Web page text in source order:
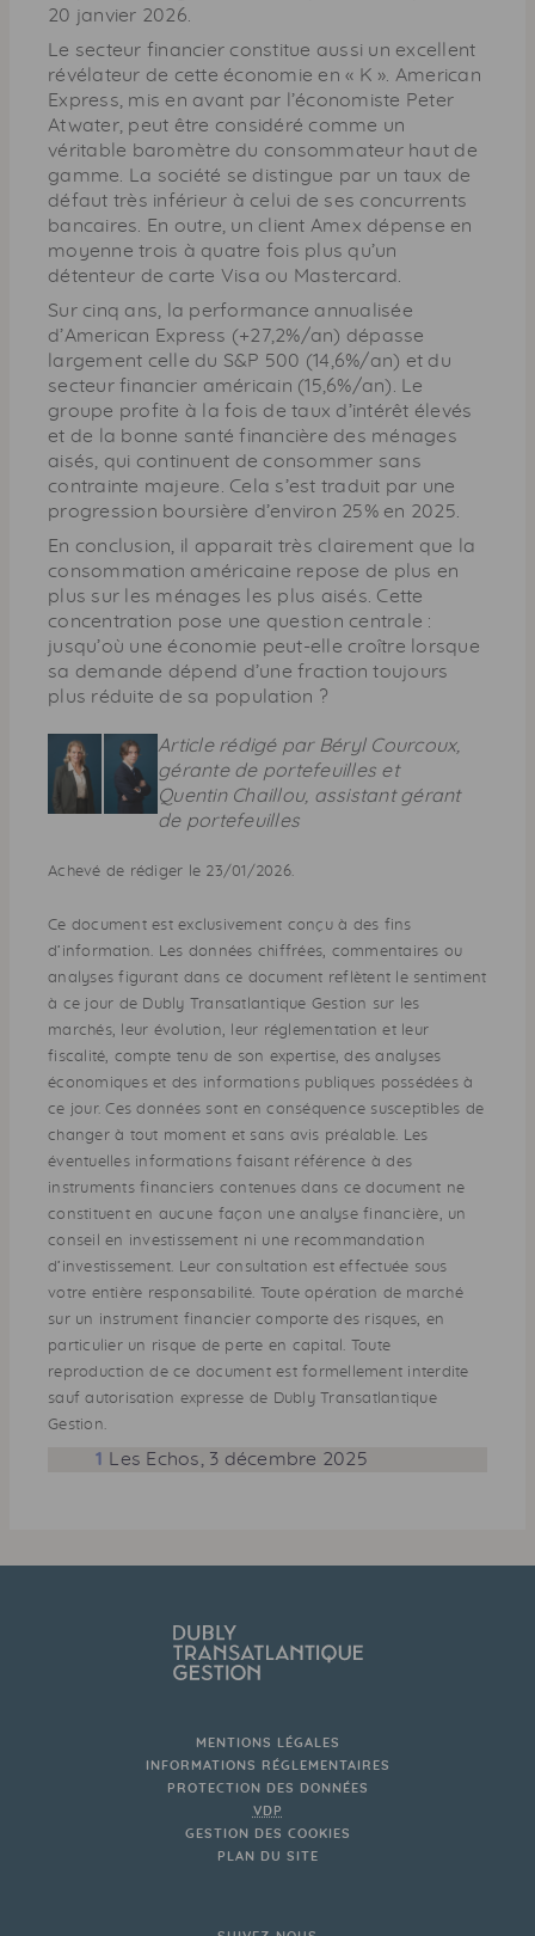
20 janvier 2026.
Le secteur financier constitue aussi un excellent
révélateur de cette économie en « K ». American
Express, mis en avant par l’économiste Peter
Atwater, peut être considéré comme un
véritable baromètre du consommateur haut de
gamme. La société se distingue par un taux de
défaut très inférieur à celui de ses concurrents
bancaires. En outre, un client Amex dépense en
moyenne trois à quatre fois plus qu’un
détenteur de carte Visa ou Mastercard.
Sur cinq ans, la performance annualisée
d’American Express (+27,2%/an) dépasse
largement celle du S&P 500 (14,6%/an) et du
secteur financier américain (15,6%/an). Le
groupe profite à la fois de taux d’intérêt élevés
et de la bonne santé financière des ménages
aisés, qui continuent de consommer sans
contrainte majeure. Cela s’est traduit par une
progression boursière d’environ 25% en 2025.
En conclusion, il apparait très clairement que la
consommation américaine repose de plus en
plus sur les ménages les plus aisés. Cette
concentration pose une question centrale :
jusqu’où une économie peut-elle croître lorsque
sa demande dépend d’une fraction toujours
plus réduite de sa population ?
Article rédigé par Béryl Courcoux,
gérante de portefeuilles et
Quentin Chaillou, assistant gérant
de portefeuilles
Achevé de rédiger le 23/01/2026.
Ce document est exclusivement conçu à des fins
d’information. Les données chiffrées, commentaires ou
analyses figurant dans ce document reflètent le sentiment
à ce jour de Dubly Transatlantique Gestion sur les
marchés, leur évolution, leur réglementation et leur
fiscalité, compte tenu de son expertise, des analyses
économiques et des informations publiques possédées à
ce jour. Ces données sont en conséquence susceptibles de
changer à tout moment et sans avis préalable. Les
éventuelles informations faisant référence à des
instruments financiers contenues dans ce document ne
constituent en aucune façon une analyse financière, un
conseil en investissement ni une recommandation
d’investissement. Leur consultation est effectuée sous
votre entière responsabilité. Toute opération de marché
sur un instrument financier comporte des risques, en
particulier un risque de perte en capital. Toute
reproduction de ce document est formellement interdite
sauf autorisation expresse de Dubly Transatlantique
Gestion.
1 Les Echos, 3 décembre 2025
MENTIONS LÉGALES
INFORMATIONS RÉGLEMENTAIRES
PROTECTION DES DONNÉES
VDP
GESTION DES COOKIES
PLAN DU SITE